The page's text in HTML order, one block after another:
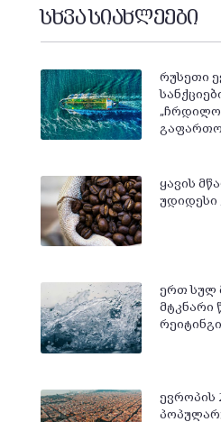
სხვა სიახლეები
რუსეთი
ყავის
უდიდესი
ერთ სულ
მტკნარი
რეიტინგი
ევროპის